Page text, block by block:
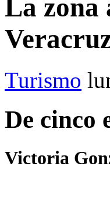
La zona
Turismo
De cinco
Victoria